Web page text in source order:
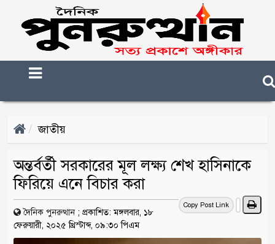
জাতীয়
অন্তর্বর্তী সরকারের মূল লক্ষ্য শেখ হাসিনাকে
ফিরিয়ে এনে বিচার করা
Copy Post Link
দৈনিক পুনরুত্থান ; প্রকাশিত: মঙ্গলবার, ১৮
ফেরুয়ারী, ২০২৫ খ্রিস্টাব্দ, ০৯:৩০ পিএম